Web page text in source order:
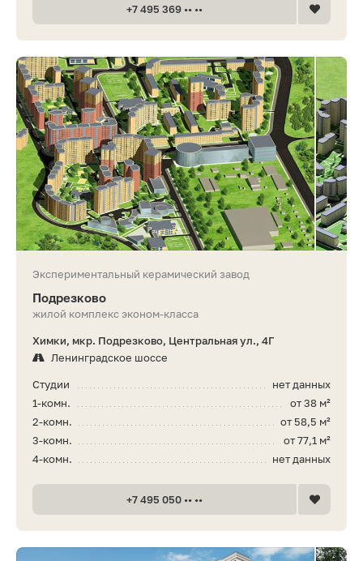
+7 495 369 •• ••
Экспериментальный керамический завод
Подрезково
жилой комплекс эконом-класса
Химки, мкр. Подрезково, Центральная ул., 4Г
Ленинградское шоссе
нет данных
Студии
от 38 м²
1-комн.
от 58,5 м²
2-комн.
от 77,1 м²
3-комн.
нет данных
4-комн.
+7 495 050 •• ••